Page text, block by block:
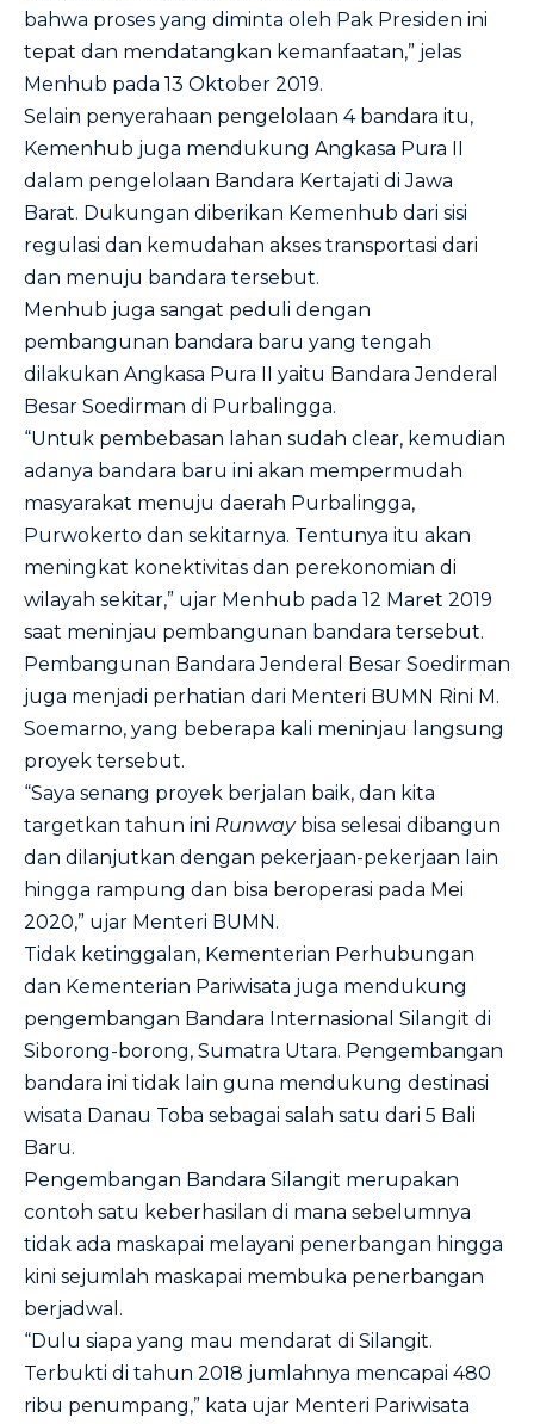
bahwa proses yang diminta oleh Pak Presiden ini
tepat dan mendatangkan kemanfaatan,” jelas
Menhub pada 13 Oktober 2019.
Selain penyerahaan pengelolaan 4 bandara itu,
Kemenhub juga mendukung Angkasa Pura II
dalam pengelolaan Bandara Kertajati di Jawa
Barat. Dukungan diberikan Kemenhub dari sisi
regulasi dan kemudahan akses transportasi dari
dan menuju bandara tersebut.
Menhub juga sangat peduli dengan
pembangunan bandara baru yang tengah
dilakukan Angkasa Pura II yaitu Bandara Jenderal
Besar Soedirman di Purbalingga.
“Untuk pembebasan lahan sudah clear, kemudian
adanya bandara baru ini akan mempermudah
masyarakat menuju daerah Purbalingga,
Purwokerto dan sekitarnya. Tentunya itu akan
meningkat konektivitas dan perekonomian di
wilayah sekitar,” ujar Menhub pada 12 Maret 2019
saat meninjau pembangunan bandara tersebut.
Pembangunan Bandara Jenderal Besar Soedirman
juga menjadi perhatian dari Menteri BUMN Rini M.
Soemarno, yang beberapa kali meninjau langsung
proyek tersebut.
“Saya senang proyek berjalan baik, dan kita
targetkan tahun ini Runwaybisa selesai dibangun
dan dilanjutkan dengan pekerjaan-pekerjaan lain
hingga rampung dan bisa beroperasi pada Mei
2020,” ujar Menteri BUMN.
Tidak ketinggalan, Kementerian Perhubungan
dan Kementerian Pariwisata juga mendukung
pengembangan Bandara Internasional Silangit di
Siborong-borong, Sumatra Utara. Pengembangan
bandara ini tidak lain guna mendukung destinasi
wisata Danau Toba sebagai salah satu dari 5 Bali
Baru.
Pengembangan Bandara Silangit merupakan
contoh satu keberhasilan di mana sebelumnya
tidak ada maskapai melayani penerbangan hingga
kini sejumlah maskapai membuka penerbangan
berjadwal.
“Dulu siapa yang mau mendarat di Silangit.
Terbukti di tahun 2018 jumlahnya mencapai 480
ribu penumpang,” kata ujar Menteri Pariwisata